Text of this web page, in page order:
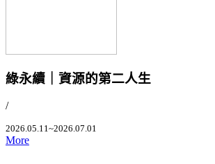
綠永續｜資源的第二人生
/
2026.05.11~2026.07.01
More